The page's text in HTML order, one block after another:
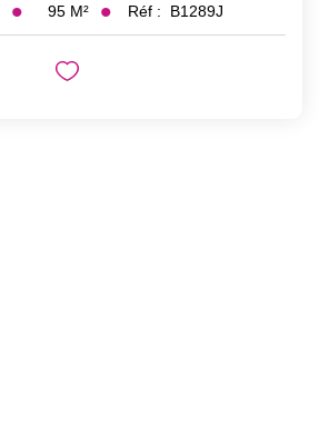
95 M² Réf : B1289J